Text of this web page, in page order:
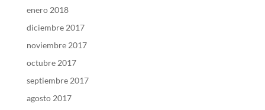
enero 2018
diciembre 2017
noviembre 2017
octubre 2017
septiembre 2017
agosto 2017